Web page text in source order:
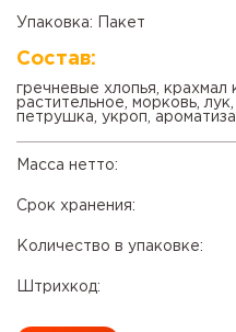
Упаковка: Пакет
Состав:
гречневые хлопья, крахмал
растительное, морковь,
петрушка, укроп,
Масса нетто:
Срок хранения:
Количество в упаковке:
Штрихкод: